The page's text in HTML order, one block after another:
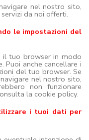
nel nostro sito,
da noi offerti.
le impostazioni del
il tuo browser in modo
Puoi anche cancellare i
del tuo browser. Se
nel nostro sito,
non funzionare
la cookie policy.
i tuoi dati per